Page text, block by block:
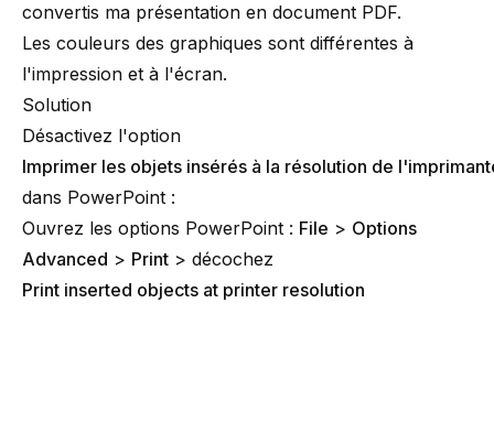
convertis ma présentation en document PDF.
Les couleurs des graphiques sont différentes à
l'impression et à l'écran.
Solution
Désactivez l'option
Imprimer les objets insérés à la résolution de
dans PowerPoint :
Ouvrez les options PowerPoint : File > Options
Advanced > Print > décochez
Print inserted objects at printer resolution